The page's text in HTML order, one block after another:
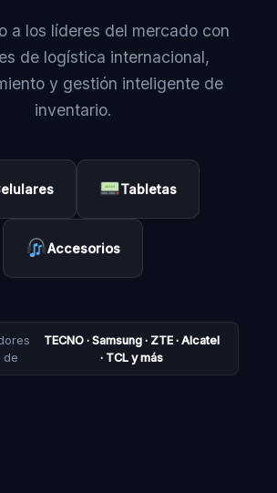
a los líderes del mercado con
de logística internacional,
y gestión inteligente de
inventario.
Tabletas
Accesorios
de
TECNO · Samsung · ZTE · Alcatel
· TCL y más